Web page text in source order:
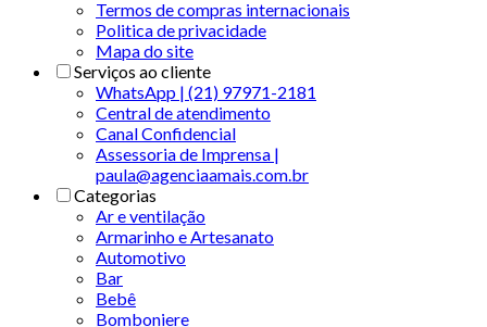
Termos de compras internacionais
Politica de privacidade
Mapa do site
Serviços ao cliente
WhatsApp | (21) 97971-2181
Central de atendimento
Canal Confidencial
Assessoria de Imprensa |
paula@agenciaamais.com.br
Categorias
Ar e ventilação
Armarinho e Artesanato
Automotivo
Bar
Bebê
Bomboniere